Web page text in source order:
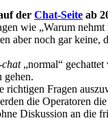
der Chat-Seite ab
wie „Warum
aber noch gar
„normal“ gechattet
gehen.
Fragen
die Operatoren
Diskussion an